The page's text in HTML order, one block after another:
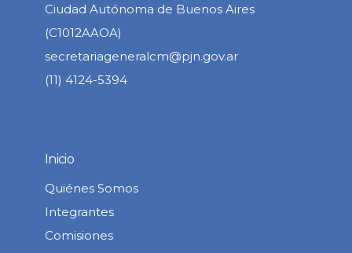
Ciudad Autónoma de Buenos Aires
(C1012AAOA)
secretariageneralcm@pjn.gov.ar
(11) 4124-5394
Inicio
Quiénes Somos
Integrantes
Comisiones